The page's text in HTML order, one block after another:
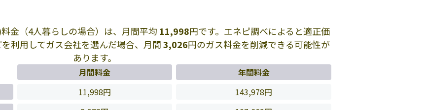
金（4人暮らしの場合）は、月間平均 11,998円です。エネピ調べによると適正価
利用してガス会社を選んだ場合、月間3,026円のガス料金を削減できる可能性が
あります。
月間料金
年間料金
11,998円
143,978円